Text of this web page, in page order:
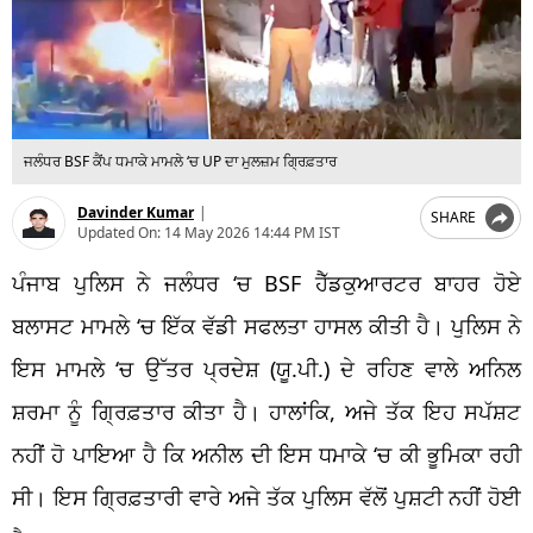
ਜਲੰਧਰ BSF ਕੈਂਪ ਧਮਾਕੇ ਮਾਮਲੇ ‘ਚ UP ਦਾ ਮੁਲਜ਼ਮ ਗ੍ਰਿਫ਼ਤਾਰ
Davinder Kumar |
Updated On: 14 May 2026 14:44 PM IST
SHARE
ਪੰਜਾਬ ਪੁਲਿਸ ਨੇ ਜਲੰਧਰ ‘ਚ BSF ਹੈੱਡਕੁਆਰਟਰ ਬਾਹਰ ਹੋਏ
ਬਲਾਸਟ ਮਾਮਲੇ ‘ਚ ਇੱਕ ਵੱਡੀ ਸਫਲਤਾ ਹਾਸਲ ਕੀਤੀ ਹੈ। ਪੁਲਿਸ ਨੇ
ਇਸ ਮਾਮਲੇ ‘ਚ ਉੱਤਰ ਪ੍ਰਦੇਸ਼ (ਯੂ.ਪੀ.) ਦੇ ਰਹਿਣ ਵਾਲੇ ਅਨਿਲ
ਸ਼ਰਮਾ ਨੂੰ ਗ੍ਰਿਫ਼ਤਾਰ ਕੀਤਾ ਹੈ। ਹਾਲਾਂਕਿ, ਅਜੇ ਤੱਕ ਇਹ ਸਪੱਸ਼ਟ
ਨਹੀਂ ਹੋ ਪਾਇਆ ਹੈ ਕਿ ਅਨੀਲ ਦੀ ਇਸ ਧਮਾਕੇ ‘ਚ ਕੀ ਭੂਮਿਕਾ ਰਹੀ
ਸੀ। ਇਸ ਗ੍ਰਿਫ਼ਤਾਰੀ ਵਾਰੇ ਅਜੇ ਤੱਕ ਪੁਲਿਸ ਵੱਲੋਂ ਪੁਸ਼ਟੀ ਨਹੀਂ ਹੋਈ